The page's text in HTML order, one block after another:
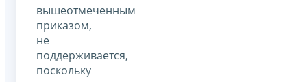
вышеотмеченным
приказом,
не
поддерживается,
поскольку